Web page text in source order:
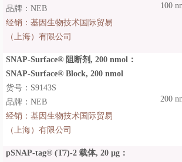
100
品牌：NEB
经销： 基因生物技术国际贸易
（上海）有限公司
SNAP-Surface® 阻断剂, 200 nmol：
SNAP-Surface® Block, 200 nmol
200
货号：S9143S
品牌：NEB
经销： 基因生物技术国际贸易
（上海）有限公司
pSNAP-tag® (T7)-2 载体, 20 µg：